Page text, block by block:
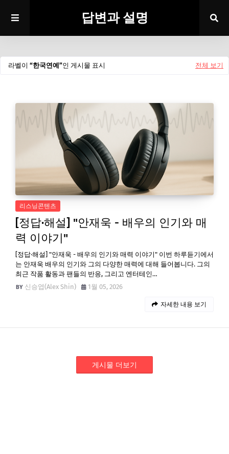
답변과 설명
라벨이 한국연예 인 게시물 표시 전체 보기
리스닝콘텐츠
[정답·해설] "안재욱 - 배우의 인기와 매
력 이야기"
[정답·해설] "안재욱 - 배우의 인기와 매력 이야기" 이번 하루듣기에서
는 안재욱 배우의 인기와 그의 다양한 매력에 대해 들어봅니다. 그의
최근 작품 활동과 팬들의 반응, 그리고 엔터테인…
신승엽(Alex Shin)
1월 05, 2026
자세한 내용 보기
게시물 더보기